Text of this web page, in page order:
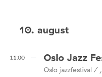
10. august
11:00 Oslo Jazz
Oslo jazzfestival / ,